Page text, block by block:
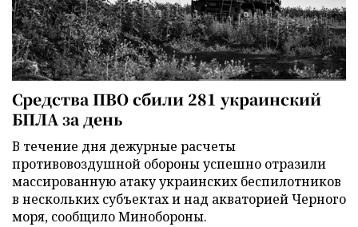
Средства ПВО сбили 281 украинский
БПЛА за день
В течение дня дежурные расчеты
противовоздушной обороны успешно отразили
массированную атаку украинских беспилотников
в нескольких субъектах и над акваторией Черного
моря, сообщило Минобороны.